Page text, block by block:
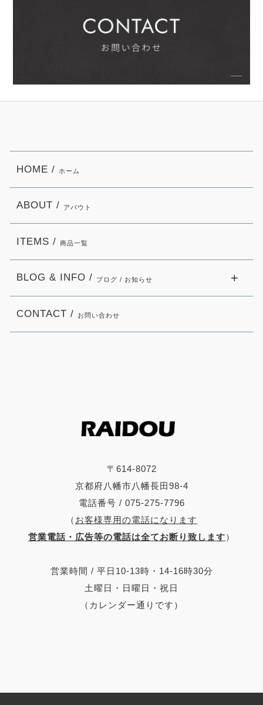
〒614-8072
京都府八幡市八幡長田98-4
電話番号 / 075-275-7796
（ お客様専用の電話になります
営業電話・広告等の電話は全てお断り致します）
営業時間 / 平日10-13時・14-16時30分
土曜日・日曜日・祝日
（カレンダー通りです）
HOME / ホーム
ABOUT / アバウト
ITEMS / 商品一覧
BLOG & INFO / ブログ / お知らせ
CONTACT / お問い合わせ